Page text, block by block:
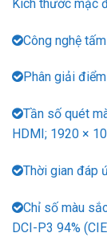
Kích thước mặc
Công nghệ
Phân giải
Tần số quét
HDMI; 1920 ×
Thời gian đáp
Chỉ số màu
DCI-P3 94%